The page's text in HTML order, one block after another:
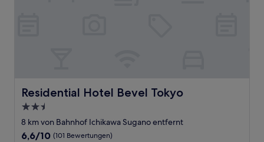
Residential Hotel Bevel Tokyo
Residential Hotel Bevel Tokyo
2.5-
Sterne-
Unterkunft
8 km von Bahnhof Ichikawa Sugano entfernt
6.6
6,6/10 (101 Bewertungen)